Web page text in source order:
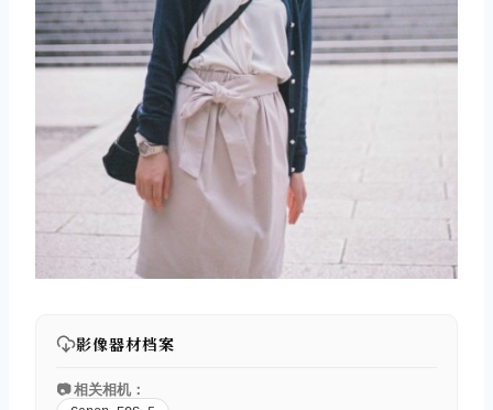
影像器材档案
📷 相关相机：